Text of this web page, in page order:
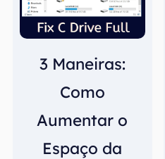
3 Maneiras:
Como
Aumentar o
Espaço da